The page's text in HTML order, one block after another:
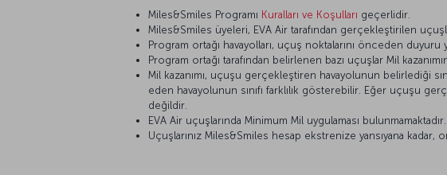
Miles&Smiles Programı Kuralları ve Koşulları geçerlidir.
Miles&Smiles üyeleri, EVA Air tarafından gerçekleştirilen
Program ortağı havayolları, uçuş noktalarını önceden duyuru
Program ortağı tarafından belirlenen bazı uçuşlar Mil
Mil kazanımı, uçuşu gerçekleştiren havayolunun belirlediği
eden havayolunun sınıfı farklılık gösterebilir. Eğer uçuşu
değildir.
EVA Air uçuşlarında Minimum Mil uygulaması bulunmamaktadır.
Uçuşlarınız Miles&Smiles hesap ekstrenize yansıyana